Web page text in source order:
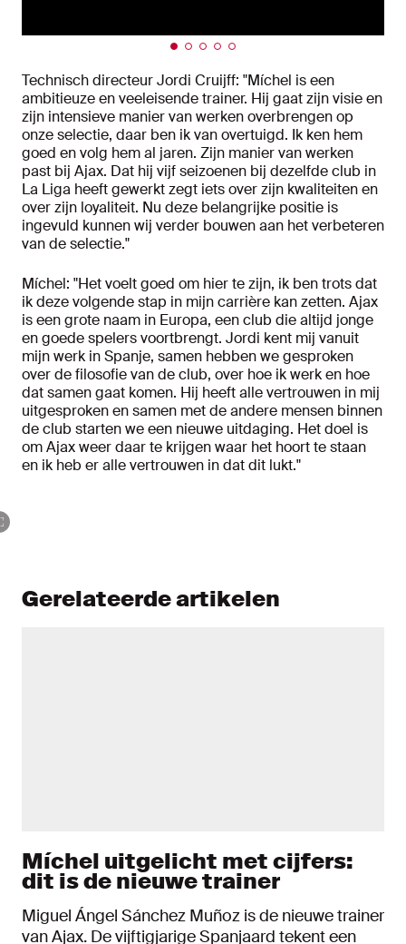
Technisch directeur Jordi Cruijff: "Míchel is een
ambitieuze en veeleisende trainer. Hij gaat zijn visie en
zijn intensieve manier van werken overbrengen op
onze selectie, daar ben ik van overtuigd. Ik ken hem
goed en volg hem al jaren. Zijn manier van werken
past bij Ajax. Dat hij vijf seizoenen bij dezelfde club in
La Liga heeft gewerkt zegt iets over zijn kwaliteiten en
over zijn loyaliteit. Nu deze belangrijke positie is
ingevuld kunnen wij verder bouwen aan het verbeteren
van de selectie."
Míchel: "Het voelt goed om hier te zijn, ik ben trots dat
ik deze volgende stap in mijn carrière kan zetten. Ajax
is een grote naam in Europa, een club die altijd jonge
en goede spelers voortbrengt. Jordi kent mij vanuit
mijn werk in Spanje, samen hebben we gesproken
over de filosofie van de club, over hoe ik werk en hoe
dat samen gaat komen. Hij heeft alle vertrouwen in mij
uitgesproken en samen met de andere mensen binnen
de club starten we een nieuwe uitdaging. Het doel is
om Ajax weer daar te krijgen waar het hoort te staan
en ik heb er alle vertrouwen in dat dit lukt."
Gerelateerde artikelen
Míchel uitgelicht met cijfers:
dit is de nieuwe trainer
Miguel Ángel Sánchez Muñoz is de nieuwe trainer
van Ajax. De vijftigjarige Spanjaard tekent een